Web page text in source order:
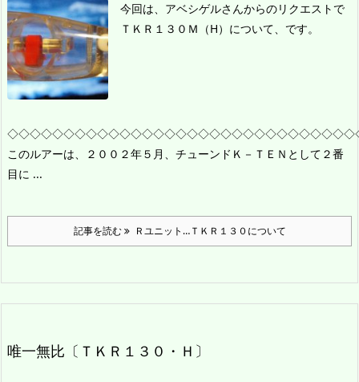
今回は、アベシゲルさんからのリクエストで
ＴＫＲ１３０Ｍ（H）について、です。
このルアーは、２００２年５月、チューンドＫ－ＴＥＮとして２番
目に ...
記事を読む Ｒユニット…ＴＫＲ１３０について
唯一無比〔ＴＫＲ１３０・Ｈ〕